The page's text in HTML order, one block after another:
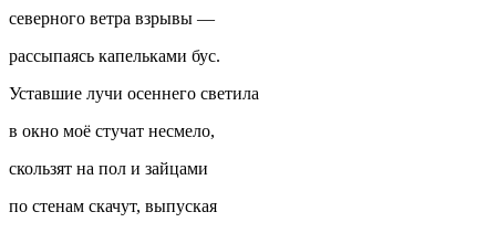
северного ветра взрывы —
рассыпаясь капельками бус.
Уставшие лучи осеннего светила
в окно моё стучат несмело,
скользят на пол и зайцами
по стенам скачут, выпуская